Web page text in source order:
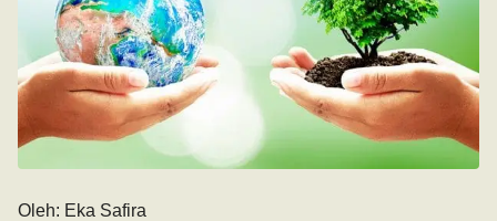
Oleh: Eka Safira